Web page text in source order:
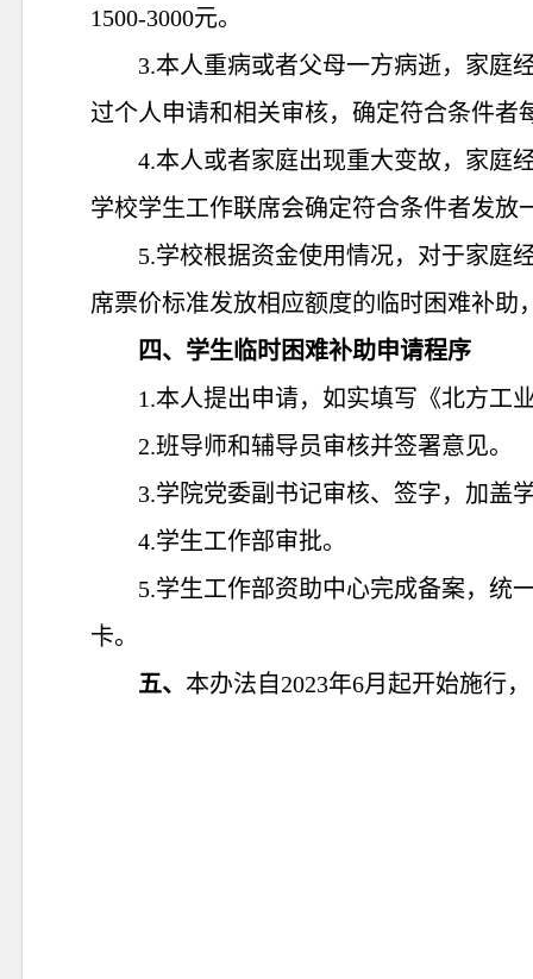
1500-3000元。
3.本人重病或者父母一方病逝，家庭
过个人申请和相关审核，确定符合条件者
4.本人或者家庭出现重大变故，家庭
学校学生工作联席会确定符合条件者发放
5.学校根据资金使用情况，对于家庭
席票价标准发放相应额度的临时困难补助
四、学生临时困难补助申请程序
1.本人提出申请，如实填写《北方工
2.班导师和辅导员审核并签署意见。
3.学院党委副书记审核、签字，加盖
4.学生工作部审批。
5.学生工作部资助中心完成备案，统
卡。
五、 本办法自 2023年6月起开始施行